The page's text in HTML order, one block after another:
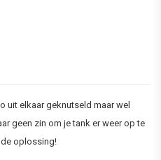
uit elkaar geknutseld maar wel
geen zin om je tank er weer op te
oplossing!